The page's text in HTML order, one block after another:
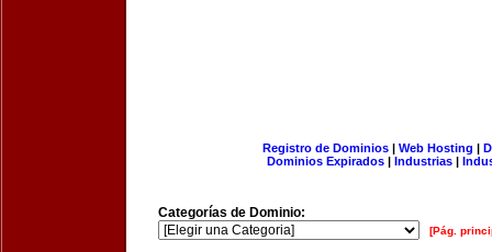
Registro de Dominios| Web Hosting |
Dominios Expirados | Industrias |
Categorías de Dominio:
[Pág.